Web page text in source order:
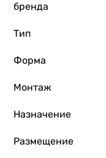
бренда
Тип
Форма
Монтаж
Назначение
Размещение